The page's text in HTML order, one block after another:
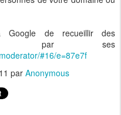
Google de recueillir des
par ses
#16/e=87e7f
par Anonymous